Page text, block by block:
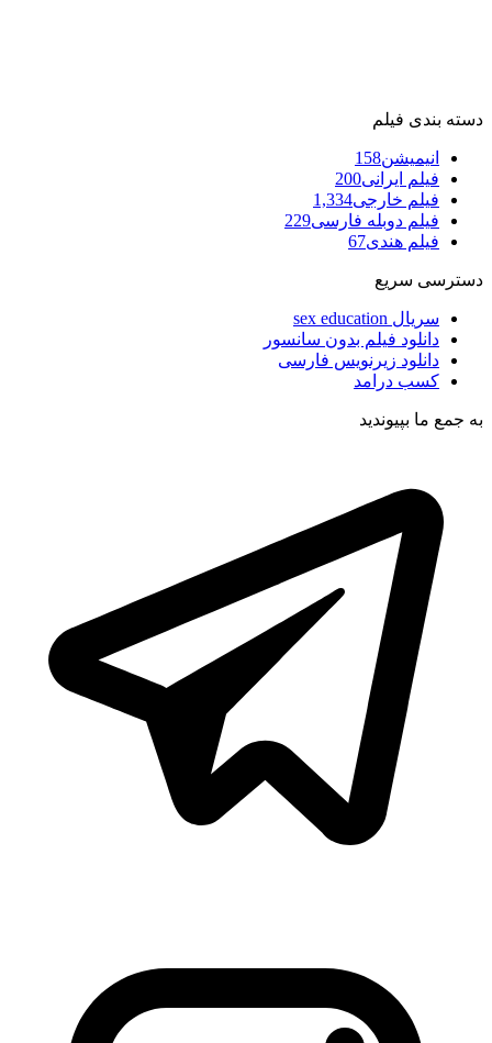
دسته بندی فیلم
انیمیشن158
فیلم ایرانی200
فیلم خارجی1,334
فیلم دوبله فارسی229
فیلم هندی67
دسترسی سریع
سریال sex education
دانلود فیلم بدون سانسور
دانلود زیرنویس فارسی
کسب درامد
به جمع ما بپیوندید